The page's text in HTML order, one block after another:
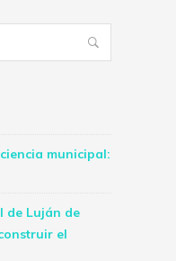
municipal:
de Luján de
el